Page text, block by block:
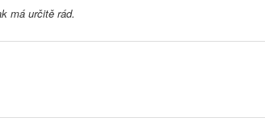
má určitě rád.